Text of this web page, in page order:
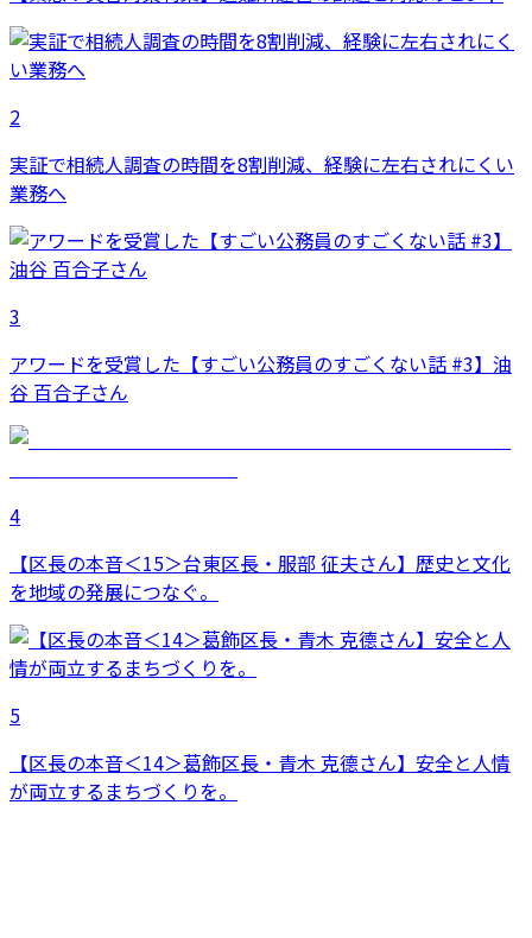
2
実証で相続人調査の時間を8割削減、経験に左右されにくい
業務へ
3
アワードを受賞した【すごい公務員のすごくない話 #3】油
谷 百合子さん
4
【区長の本音＜15＞台東区長・服部 征夫さん】歴史と文化
を地域の発展につなぐ。
5
【区長の本音＜14＞葛飾区長・青木 克德さん】安全と人情
が両立するまちづくりを。